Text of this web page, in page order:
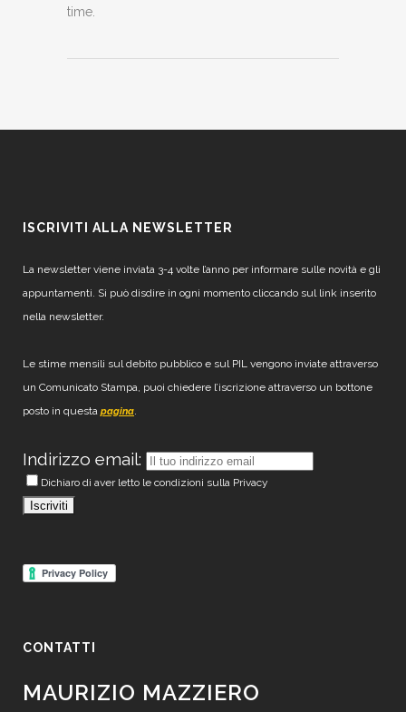
time.
ISCRIVITI ALLA NEWSLETTER
La newsletter viene inviata 3-4 volte l’anno per informare sulle novità e gli
appuntamenti. Si può disdire in ogni momento cliccando sul link inserito
nella newsletter.
Le stime mensili sul debito pubblico e sul PIL vengono inviate attraverso
un Comunicato Stampa, puoi chiedere l’iscrizione attraverso un bottone
posto in questa pagina.
Indirizzo email:
Dichiaro di aver letto le condizioni sulla Privacy
CONTATTI
MAURIZIO MAZZIERO